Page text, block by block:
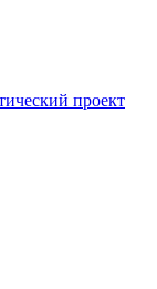
проект